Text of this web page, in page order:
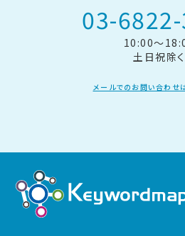
03-
10:00～
土日祝除く
メールでのお問い合わせ